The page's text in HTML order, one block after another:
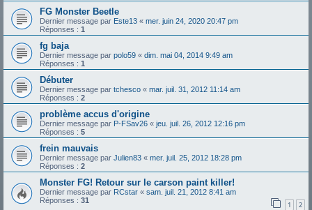
FG Monster Beetle
Dernier message par Este13 « mer. juin 24, 2020 20:47 pm
Réponses : 1
fg baja
Dernier message par polo59 « dim. mai 04, 2014 9:49 am
Réponses : 1
Débuter
Dernier message par tchesco « mar. juil. 31, 2012 11:14 am
Réponses : 2
problème accus d'origine
Dernier message par P-FSav26 « jeu. juil. 26, 2012 12:16 pm
Réponses : 5
frein mauvais
Dernier message par Julien83 « mer. juil. 25, 2012 18:28 pm
Réponses : 2
Monster FG! Retour sur le carson paint killer!
Dernier message par RCstar « sam. juil. 21, 2012 8:41 am
Réponses : 31 1 2